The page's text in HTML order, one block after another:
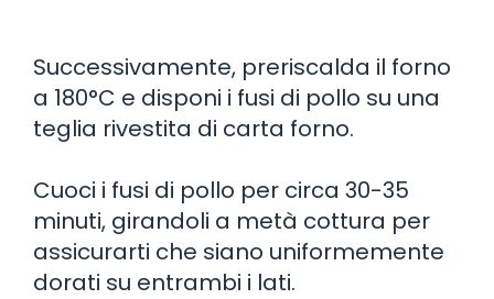
Successivamente, preriscalda il forno
a 180°C e disponi i fusi di pollo su una
teglia rivestita di carta forno.
Cuoci i fusi di pollo per circa 30-35
minuti, girandoli a metà cottura per
assicurarti che siano uniformemente
dorati su entrambi i lati.